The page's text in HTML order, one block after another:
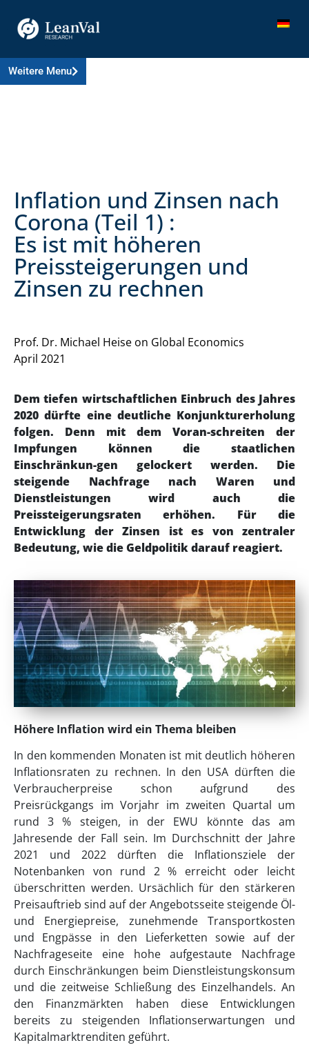
Weitere Menu
Inflation und Zinsen nach
Corona (Teil 1) :
Es ist mit höheren
Preissteigerungen und
Zinsen zu rechnen
Prof. Dr. Michael Heise on Global Economics
April 2021
Dem tiefen wirtschaftlichen Einbruch des Jahres
2020 dürfte eine deutliche Konjunkturerholung
folgen. Denn mit dem Voran-schreiten der
Impfungen können die staatlichen
Einschränkun-gen gelockert werden. Die
steigende Nachfrage nach Waren und
Dienstleistungen wird auch die
Preissteigerungsraten erhöhen. Für die
Entwicklung der Zinsen ist es von zentraler
Bedeutung, wie die Geldpolitik darauf reagiert.
Höhere Inflation wird ein Thema bleiben
In den kommenden Monaten ist mit deutlich höheren
Inflationsraten zu rechnen. In den USA dürften die
Verbraucherpreise schon aufgrund des
Preisrückgangs im Vorjahr im zweiten Quartal um
rund 3 % steigen, in der EWU könnte das am
Jahresende der Fall sein. Im Durchschnitt der Jahre
2021 und 2022 dürften die Inflationsziele der
Notenbanken von rund 2 % erreicht oder leicht
überschritten werden. Ursächlich für den stärkeren
Preisauftrieb sind auf der Angebotsseite steigende Öl-
und Energiepreise, zunehmende Transportkosten
und Engpässe in den Lieferketten sowie auf der
Nachfrageseite eine hohe aufgestaute Nachfrage
durch Einschränkungen beim Dienstleistungskonsum
und die zeitweise Schließung des Einzelhandels. An
den Finanzmärkten haben diese Entwicklungen
bereits zu steigenden Inflationserwartungen und
Kapitalmarktrenditen geführt.